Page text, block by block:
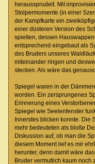
heraussprudelt. Mit
Stolpermomente (in einer
der Kampfkarte ein
einer düsteren Version des
spielten, dessen
entsprechend eingebaut als
des Bruders unseres
miteinander ringen und
stecken. Als wäre das
Spiegel waren in der
worden. Ein zersprungenes
Erinnerung eines
Spiegel wie Seelenfenster
Innerstes blicken konnte. Die
mehr bedeuteten als bloße
Diskussion auf, ob man die
diesem Moment lief es mir
herunter, denn damit wäre
Bruder vermutlich kaum noch